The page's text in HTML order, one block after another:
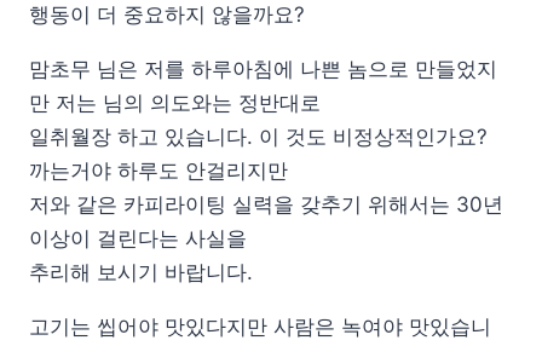
행동이 더 중요하지 않을까요?
맘초무 님은 저를 하루아침에 나쁜 놈으로 만들었지
만 저는 님의 의도와는 정반대로
일취월장 하고 있습니다. 이 것도 비정상적인가요?
까는거야 하루도 안걸리지만
저와 같은 카피라이팅 실력을 갖추기 위해서는 30년
이상이 걸린다는 사실을
추리해 보시기 바랍니다.
고기는 씹어야 맛있다지만 사람은 녹여야 맛있습니